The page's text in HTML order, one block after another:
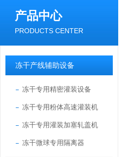
产品中心
PRODUCTS CENTER
冻干产线辅助设备
冻干专用精密灌装设备
冻干专用粉体高速灌装机
冻干专用灌装加塞轧盖机
冻干微球专用隔离器